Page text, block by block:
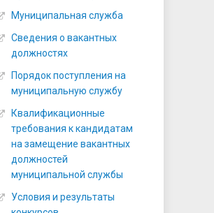
Муниципальная служба
Сведения о вакантных
должностях
Порядок поступления на
муниципальную службу
Квалификационные
требования к кандидатам
на замещение вакантных
должностей
муниципальной службы
Условия и результаты